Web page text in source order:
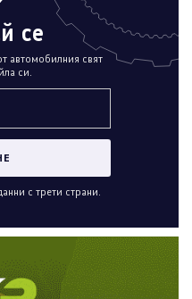
се
автомобилния свят
си.
с трети страни.